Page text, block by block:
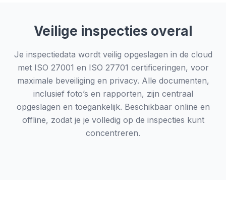
Veilige inspecties overal
Je inspectiedata wordt veilig opgeslagen in de cloud
met ISO 27001 en ISO 27701 certificeringen, voor
maximale beveiliging en privacy. Alle documenten,
inclusief foto’s en rapporten, zijn centraal
opgeslagen en toegankelijk. Beschikbaar online en
offline, zodat je je volledig op de inspecties kunt
concentreren.